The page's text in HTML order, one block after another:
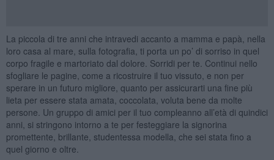
La piccola di tre anni che intravedi accanto a mamma e papà, nella
loro casa al mare, sulla fotografia, ti porta un po’ di sorriso in quel
corpo fragile e martoriato dal dolore. Sorridi per te. Continui nello
sfogliare le pagine, come a ricostruire il tuo vissuto, e non per
sperare in un futuro migliore, quanto per assicurarti una fine più
lieta per essere stata amata, coccolata, voluta bene da molte
persone. Un gruppo di amici per il tuo compleanno all’età di quindici
anni, si stringono intorno a te per festeggiare la signorina
promettente, brillante, studentessa modella, che sei stata fino a
quel giorno e oltre.